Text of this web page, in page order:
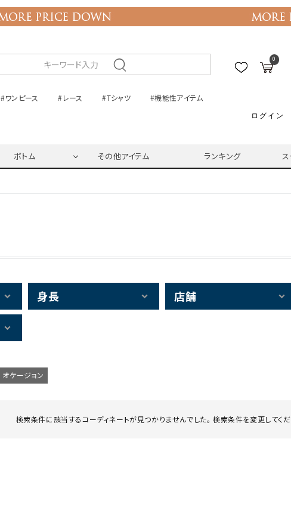
0
#ワンピース #レース #Tシャツ #機能性アイテム
ログイン
ボトム その他アイテム ランキング
身長 店舗
オケージョン
検索条件に該当するコーディネートが見つかりませんでした。 検索条件を変更してくだ